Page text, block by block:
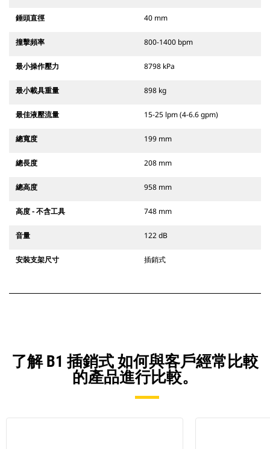
錘頭直徑 40 mm
撞擊頻率 800-1400 bpm
最小操作壓力 8798 kPa
最小載具重量 898 kg
最佳液壓流量 15-25 lpm (4-6.6 gpm)
總寬度 199 mm
總長度 208 mm
總高度 958 mm
高度 - 不含工具 748 mm
音量 122 dB
安裝支架尺寸 插銷式
了解 B1 插銷式 如何與客戶經常比較
的產品進行比較。